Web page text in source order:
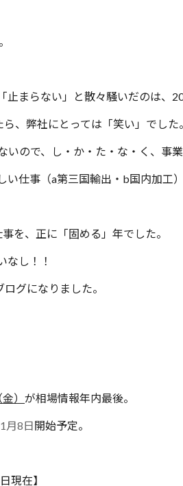
まらない」と散々騒いだのは、
、弊社にとっては「笑い」でした。
ので、し・か・た・な・く、事
仕事（a第三国輸出・b国内加工）
を、正に「固める」年でした。
なし！！
グになりました。
） が相場情報年内最後。
1 月8日開始予定。
現在】